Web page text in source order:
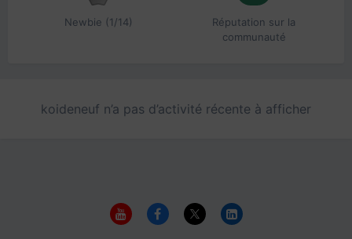
Newbie (1/14)
Réputation sur la
communauté
koideneuf n’a pas d’activité récente à afficher